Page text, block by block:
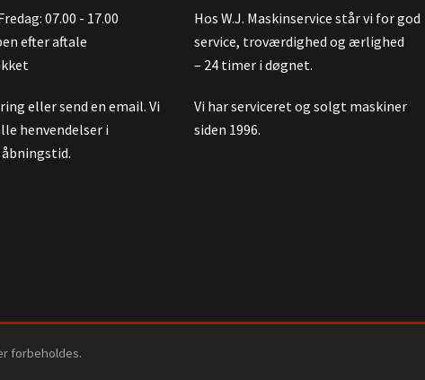
07.00 - 17.00
efter aftale
eller send en email. Vi
henvendelser i
Hos W.J. Maskinservice står vi for god
service, troværdighed og ærlighed
– 24 timer i døgnet.
Vi har serviceret og solgt maskiner
siden 1996.
forbeholdes.